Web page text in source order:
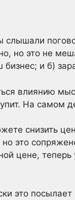
но это не
бизнес; и б)
влиянию
На самом
снизить
но это
цене,
это